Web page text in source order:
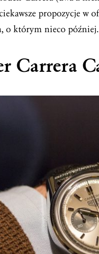
propozycje w
o którym nieco
Carrera